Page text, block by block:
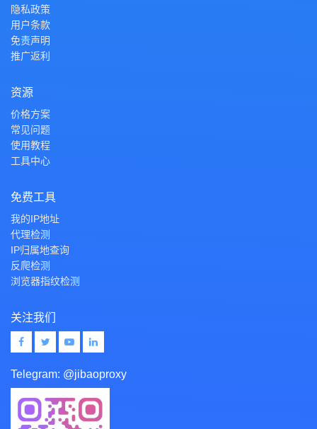
隐私政策
用户条款
免责声明
推广返利
资源
价格方案
常见问题
使用教程
工具中心
免费工具
我的IP地址
代理检测
IP归属地查询
反爬检测
浏览器指纹检测
关注我们
Telegram: @jibaoproxy